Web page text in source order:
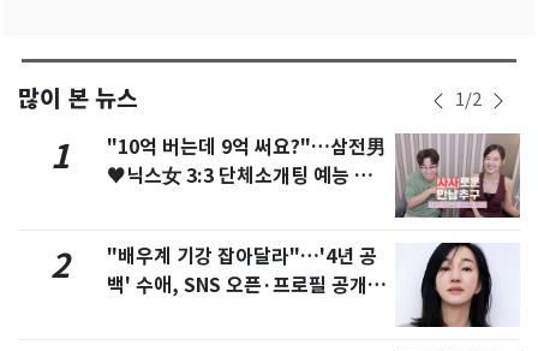
많이 본 뉴스 1/2
1
"10억 버는데 9억 써요?"…삼전男
♥닉스女 3:3 단체소개팅 예능 화
2
"배우계 기강 잡아달라"…'4년 공
백' 수애, SNS 오픈·프로필 공개